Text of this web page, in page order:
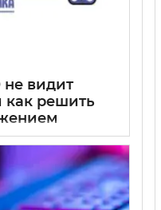
видит
как решить
ноутбуке